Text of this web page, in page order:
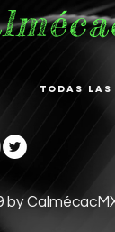
Todas
by